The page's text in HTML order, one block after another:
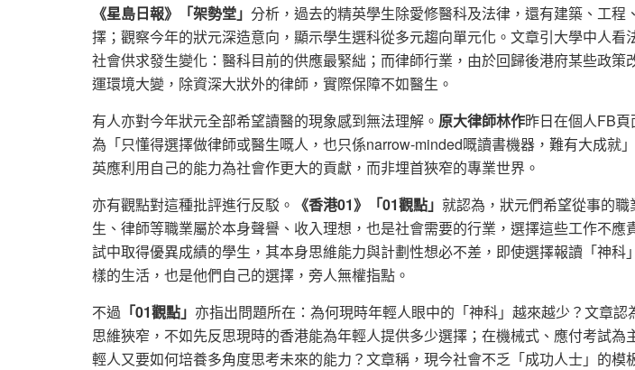
《星島日報》「架勢堂」 分析，過去的精英學生除愛修醫科及法律，還有建築、工程
擇；觀察今年的狀元深造意向，顯示學生選科從多元趨向單元化。文章引大學中人看
社會供求發生變化：醫科目前的供應最緊絀；而律師行業，由於回歸後港府某些政策
運環境大變，除資深大狀外的律師，實際保障不如醫生。
有人亦對今年狀元全部希望讀醫的現象感到無法理解。 原大律師林作昨日在個人FB
為「只懂得選擇做律師或醫生嘅人，也只係narrow-minded嘅讀書機器，難有大成就
英應利用自己的能力為社會作更大的貢獻，而非埋首狹窄的專業世界。
亦有觀點對這種批評進行反駁。 《香港01》「01觀點」 就認為，狀元們希望從事的
生、律師等職業屬於本身聲譽、收入理想，也是社會需要的行業，選擇這些工作不應
試中取得優異成績的學生，其本身思維能力與計劃性想必不差，即使選擇報讀「神科
樣的生活，也是他們自己的選擇，旁人無權指點。
不過 「01觀點」 亦指出問題所在：為何現時年輕人眼中的「神科」越來越少？文章認
思維狹窄，不如先反思現時的香港能為年輕人提供多少選擇；在機械式、應付考試為
輕人又要如何培養多角度思考未來的能力？文章稱，現今社會不乏「成功人士」的模